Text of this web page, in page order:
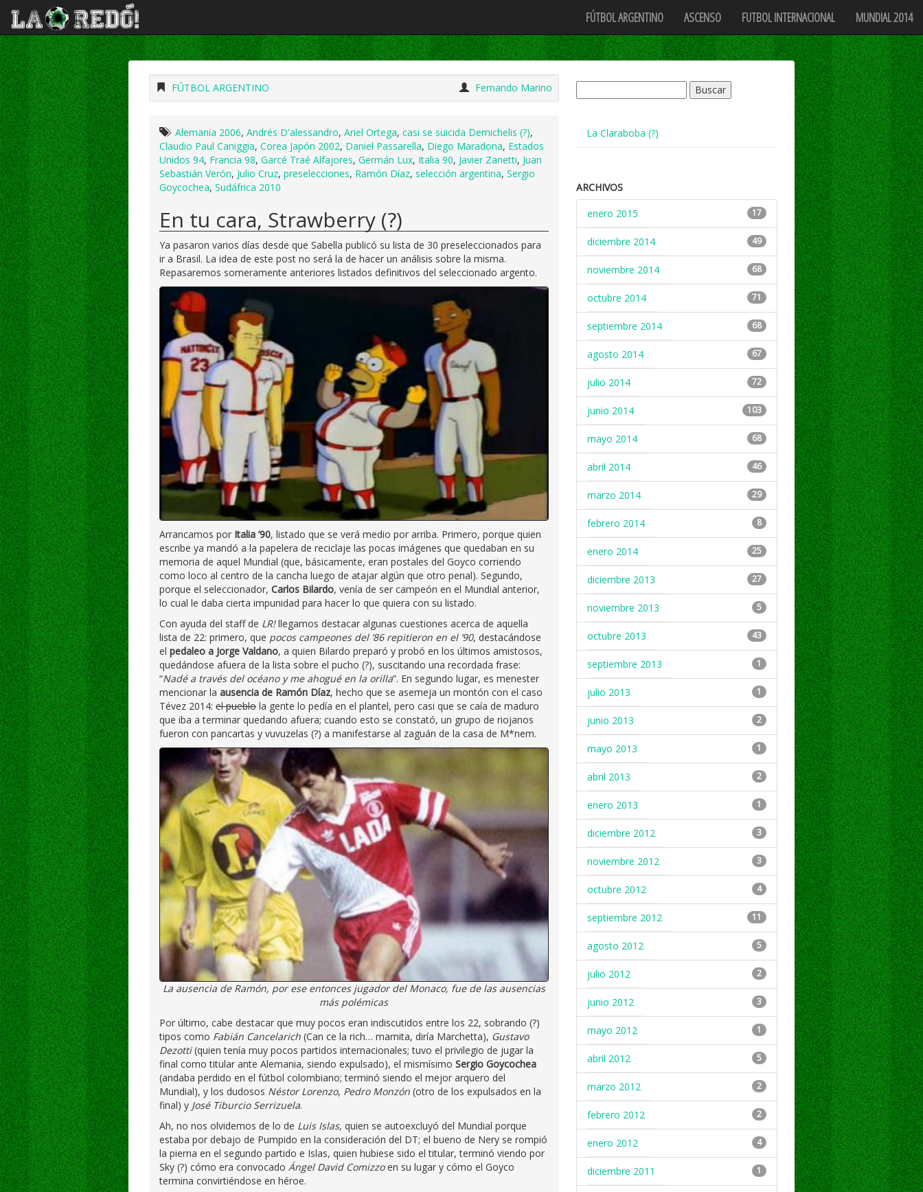
FÚTBOL ARGENTINO ASCENSO FUTBOL INTERNACIONAL MUNDIAL 2014
FÚTBOL ARGENTINO Fernando Marino
Alemania 2006, Andrés D'alessandro, Ariel Ortega, casi se suicida Demichelis (?),
Claudio Paul Caniggia, Corea Japón 2002, Daniel Passarella, Diego Maradona, Estados
Unidos 94, Francia 98, Garcé Traé Alfajores, Germán Lux, Italia 90, Javier Zanetti, Juan
Sebastián Verón, Julio Cruz, preselecciones, Ramón Díaz, selección argentina, Sergio
Goycochea, Sudáfrica 2010
En tu cara, Strawberry (?)
Ya pasaron varios días desde que Sabella publicó su lista de 30 preseleccionados para
ir a Brasil. La idea de este post no será la de hacer un análisis sobre la misma.
Repasaremos someramente anteriores listados definitivos del seleccionado argento.
Arrancamos por Italia ’90, listado que se verá medio por arriba. Primero, porque quien
escribe ya mandó a la papelera de reciclaje las pocas imágenes que quedaban en su
memoria de aquel Mundial (que, básicamente, eran postales del Goyco corriendo
como loco al centro de la cancha luego de atajar algún que otro penal). Segundo,
porque el seleccionador, Carlos Bilardo, venía de ser campeón en el Mundial anterior,
lo cual le daba cierta impunidad para hacer lo que quiera con su listado.
Con ayuda del staff de LR!llegamos destacar algunas cuestiones acerca de aquella
lista de 22: primero, que pocos campeones del ’86 repitieron en el ’90, destacándose
el pedaleo a Jorge Valdano, a quien Bilardo preparó y probó en los últimos amistosos,
quedándose afuera de la lista sobre el pucho (?), suscitando una recordada frase:
“Nadé a través del océano y me ahogué en la orilla”. En segundo lugar, es menester
mencionar la ausencia de Ramón Díaz, hecho que se asemeja un montón con el caso
Tévez 2014: el pueblo la gente lo pedía en el plantel, pero casi que se caía de maduro
que iba a terminar quedando afuera; cuando esto se constató, un grupo de riojanos
fueron con pancartas y vuvuzelas (?) a manifestarse al zaguán de la casa de M*nem.
La ausencia de Ramón, por ese entonces jugador del Monaco, fue de las ausencias
más polémicas
Por último, cabe destacar que muy pocos eran indiscutidos entre los 22, sobrando (?)
tipos como Fabián Cancelarich (Can ce la rich… mamita, diría Marchetta), Gustavo
Dezotti(quien tenía muy pocos partidos internacionales; tuvo el privilegio de jugar la
final como titular ante Alemania, siendo expulsado), el mismísimo Sergio Goycochea
(andaba perdido en el fútbol colombiano; terminó siendo el mejor arquero del
Mundial), y los dudosos Néstor Lorenzo, Pedro Monzón (otro de los expulsados en la
final) y José Tiburcio Serrizuela.
Ah, no nos olvidemos de lo de Luis Islas, quien se autoexcluyó del Mundial porque
estaba por debajo de Pumpido en la consideración del DT; el bueno de Nery se rompió
la pierna en el segundo partido e Islas, quien hubiese sido el titular, terminó viendo por
Sky (?) cómo era convocado Ángel David Comizzoen su lugar y cómo el Goyco
termina convirtiéndose en héroe.
La Claraboba (?)
ARCHIVOS
enero 2015
17
diciembre 2014 49
noviembre 2014 68
octubre 2014 71
septiembre 2014 68
agosto 2014 67
julio 2014 72
junio 2014 103
mayo 2014 68
abril 2014 46
marzo 2014 29
febrero 2014 8
enero 2014 25
diciembre 2013 27
noviembre 2013 5
octubre 2013 43
septiembre 2013 1
julio 2013 1
junio 2013 2
mayo 2013 1
abril 2013 2
enero 2013 1
diciembre 2012 3
noviembre 2012 3
octubre 2012 4
septiembre 2012 11
agosto 2012 5
julio 2012 2
junio 2012 3
mayo 2012 1
abril 2012 5
marzo 2012 2
febrero 2012 2
enero 2012 4
diciembre 2011 1